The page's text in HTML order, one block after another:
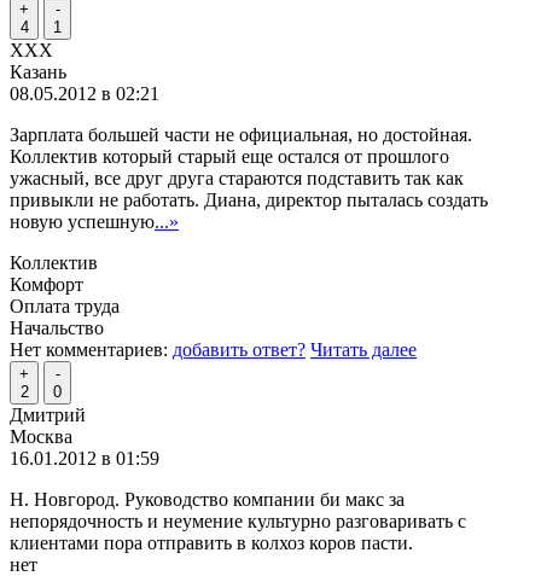
+
4
-
1
XXX
Казань
08.05.2012 в 02:21
Зарплата большей части не официальная, но достойная.
Коллектив который старый еще остался от прошлого
ужасный, все друг друга стараются подставить так как
привыкли не работать. Диана, директор пыталась создать
новую успешную...»
Коллектив
Комфорт
Оплата труда
Начальство
Нет комментариев: добавить ответ? Читать далее
+
2
-
0
Дмитрий
Москва
16.01.2012 в 01:59
Н. Новгород. Руководство компании би макс за
непорядочность и неумение культурно разговаривать с
клиентами пора отправить в колхоз коров пасти.
нет